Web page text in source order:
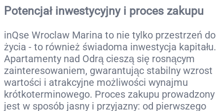
Potencjał inwestycyjny i proces zakupu
inQse Wroclaw Marina to nie tylko przestrzeń do
życia - to również świadoma inwestycja kapitału.
Apartamenty nad Odrą cieszą się rosnącym
zainteresowaniem, gwarantując stabilny wzrost
wartości i atrakcyjne możliwości wynajmu
krótkoterminowego. Proces zakupu prowadzony
jest w sposób jasny i przyjazny: od pierwszego